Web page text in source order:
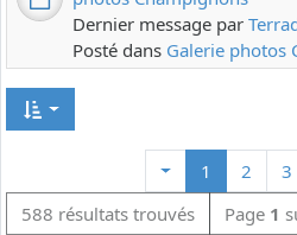
Dernier message par
Posté dans Galerie photos
1 2 3
588 résultats trouvés
Page 1